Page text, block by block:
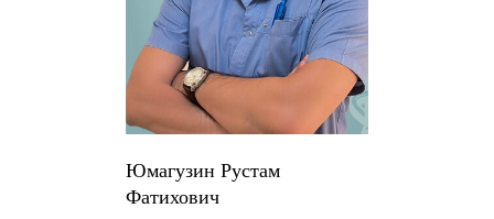
Юмагузин Рустам
Фатихович